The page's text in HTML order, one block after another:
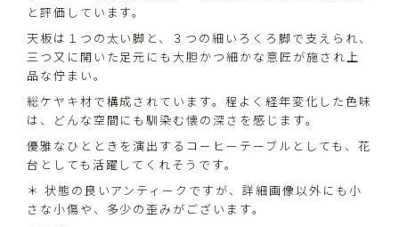
と評価しています。
天板は１つの太い脚と、３つの細いろくろ脚で支えられ、
三つ又に開いた足元にも大胆かつ細かな意匠が施され上
品な佇まい。
総ケヤキ材で構成されています。程よく経年変化した色味
は、どんな空間にも馴染む懐の深さを感じます。
優雅なひとときを演出するコーヒーテーブルとしても、花
台としても活躍してくれそうです。
＊ 状態の良いアンティークですが、詳細画像以外にも小
さな小傷や、多少の歪みがございます。